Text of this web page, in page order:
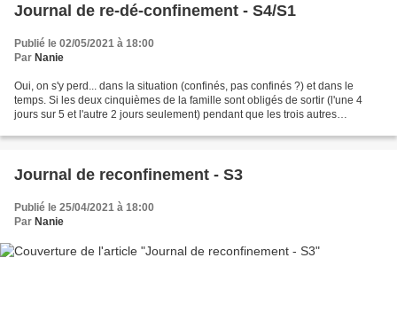
Journal de re-dé-confinement - S4/S1
Publié le 02/05/2021 à 18:00
Par Nanie
Oui, on s'y perd... dans la situation (confinés, pas confinés ?) et dans le
temps. Si les deux cinquièmes de la famille sont obligés de sortir (l'une 4
jours sur 5 et l'autre 2 jours seulement) pendant que les trois autres
Journal de reconfinement - S3
Publié le 25/04/2021 à 18:00
Par Nanie